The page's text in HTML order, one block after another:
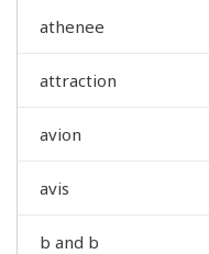
athenee
attraction
avion
avis
b and b